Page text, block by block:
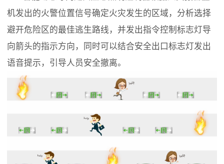
机发出的火警位置信号确定火灾发生的区域，分析选择
避开危险区的最佳逃生路线，并发出指令控制标志灯导
向箭头的指示方向，同时可以结合安全出口标志灯发出
语音提示，引导人员安全撤离。